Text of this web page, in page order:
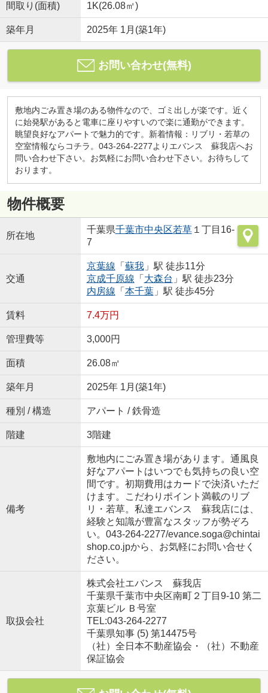
間取り(面積) 1K(26.08㎡)
築年月 2025年 1月(築1年)
お問い合わせ(無料)
敷地内ごみ置き場のある物件なので、ゴミ出しが楽です。近く
に始発駅があると電車に座りやすいので楽に通勤ができます。
眺望良好なアパートで魅力的です。新着情報：リブリ・若草の
空室情報ならコチラ。043-264-2277よりエバンス 蘇我店へお
問い合わせ下さい。お気軽にお問い合わせ下さい。お待ちして
おります。
物件概要
所在地
千葉県千葉市中央区若草１丁目16-
7
交通
京葉線 「 蘇我」駅 徒歩11分
京成千原線 「 大森台 」駅 徒歩23分
内房線 「 本千葉」駅 徒歩45分
賃料 7.4万円
管理費等 3,000円
面積 26.08㎡
築年月 2025年 1月(築1年)
種別 / 構造 アパート / 鉄骨造
階建 3階建
備考
敷地内にごみ置き場があります。通風良
好なアパートはいつでも気持ちの良い空
間です。初期費用はカードで決済いただ
けます。こだわりポイント満載のリブ
リ・若草。私達エバンス 蘇我店には、
経験と知識が豊富なスタッフが勢ぞろ
い。043-264-2277/evance.soga@chintai
shop.co.jpから、お気軽にお問い合せく
ださい。
取扱会社
株式会社エバンス 蘇我店
千葉県千葉市中央区南町２丁目9-10 第二
京葉ビル Ｂ号室
TEL:043-264-2277
千葉県知事 (5) 第14475号
（社）全日本不動産協会・（社）不動産
保証協会